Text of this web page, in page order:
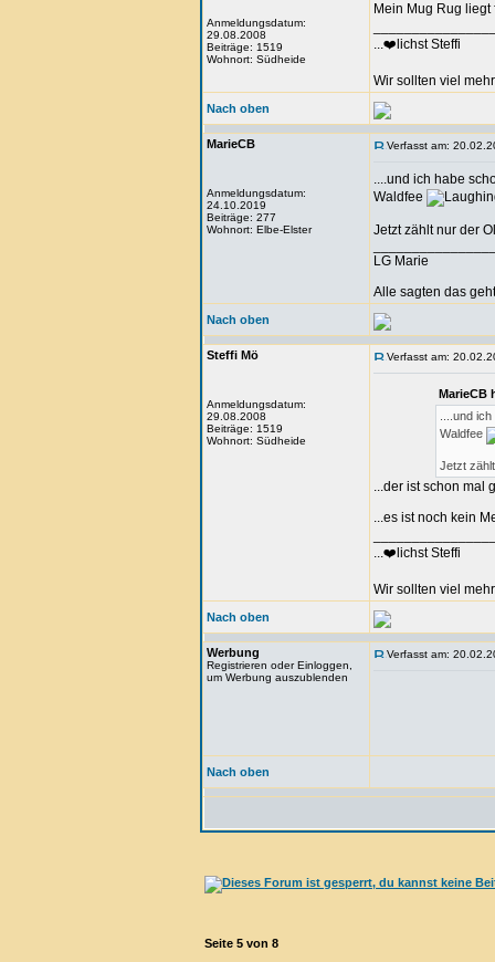
Anmeldungsdatum:
29.08.2008
Beiträge: 1519
Wohnort: Südheide
Mein Mug Rug
...❤️lichst Steffi
Wir sollten viel
Nach oben
MarieCB
Anmeldungsdatum:
24.10.2019
Beiträge: 277
Wohnort: Elbe-Elster
Verfasst am:
....und ich habe
Waldfee
Jetzt zählt nur der
LG Marie
Alle sagten das
Nach oben
Steffi Mö
Anmeldungsdatum:
29.08.2008
Beiträge: 1519
Wohnort: Südheide
Verfasst am:
MarieCB
....und
Waldfee
Jetzt
...der ist schon mal
...es ist noch kein
...❤️lichst Steffi
Wir sollten viel
Nach oben
Werbung
Registrieren oder Einloggen,
um Werbung auszublenden
Verfasst am:
Nach oben
Seite 5 von 8